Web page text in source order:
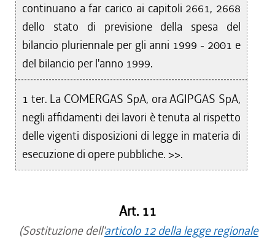
continuano a far carico ai capitoli 2661, 2668
dello stato di previsione della spesa del
bilancio pluriennale per gli anni 1999 - 2001 e
del bilancio per l'anno 1999.
1 ter. La COMERGAS SpA, ora AGIPGAS SpA,
negli affidamenti dei lavori è tenuta al rispetto
delle vigenti disposizioni di legge in materia di
esecuzione di opere pubbliche. >>.
Art. 11
(Sostituzione dell'articolo 12 della legge regionale